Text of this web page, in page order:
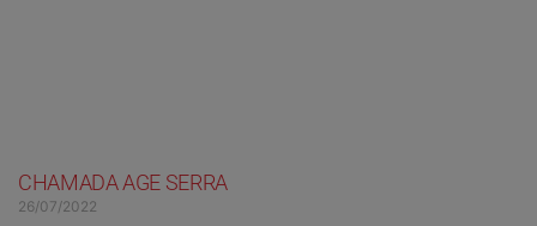
CHAMADA AGE SERRA
26/07/2022